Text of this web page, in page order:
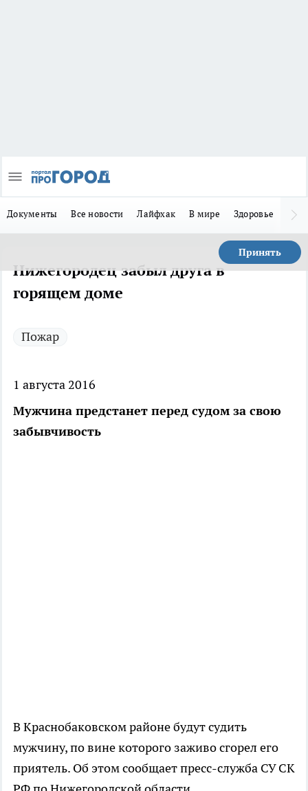
Документы Все новости Лайфхак В мире Здоровье
Принять
Нижегородец забыл друга в
горящем доме
Пожар
1 августа 2016
Мужчина предстанет перед судом за свою
забывчивость
В Краснобаковском районе будут судить
мужчину, по вине которого заживо сгорел его
приятель. Об этом сообщает пресс-служба СУ СК